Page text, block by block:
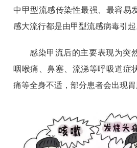
中甲型流感传染性最强、最容易
感大流行都是由甲型流感病毒引起
感染甲流后的主要表现为突
咽喉痛、鼻塞、流涕等呼吸道症
痛等全身不适，部分患者会出现胃